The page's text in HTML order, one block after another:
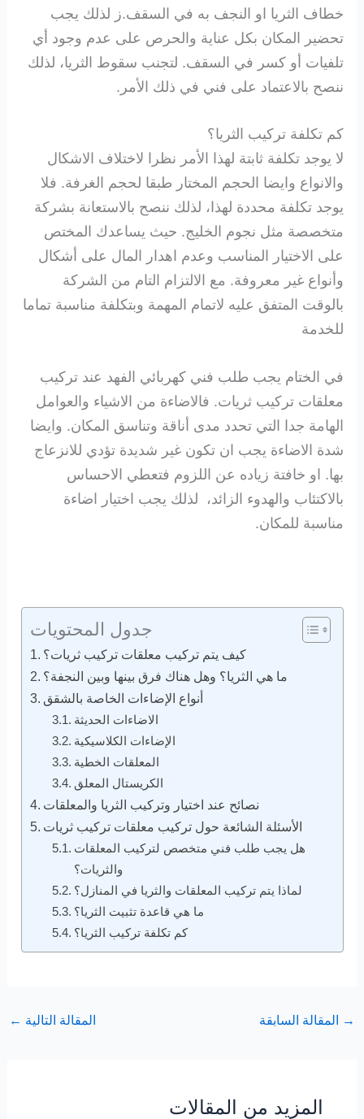
خطاف الثريا او النجف به في السقف.ز لذلك يجب
تحضير المكان بكل عناية والحرص على عدم وجود أي
تلفيات أو كسر في السقف. لتجنب سقوط الثريا، لذلك
ننصح بالاعتماد على فني في ذلك الأمر.
كم تكلفة تركيب الثريا؟
لا يوجد تكلفة ثابتة لهذا الأمر نظرا لاختلاف الاشكال
والانواع وايضا الحجم المختار طبقا لحجم الغرفة. فلا
يوجد تكلفة محددة لهذا، لذلك ننصح بالاستعانة بشركة
متخصصة مثل نجوم الخليج. حيث يساعدك المختص
على الاختيار المناسب وعدم اهدار المال على أشكال
وأنواع غير معروفة. مع الالتزام التام من الشركة
بالوقت المتفق عليه لاتمام المهمة وبتكلفة مناسبة تماما
للخدمة
في الختام يجب طلب فني كهربائي الفهد عند تركيب
معلقات تركيب ثريات. فالاضاءة من الاشياء والعوامل
الهامة جدا التي تحدد مدى أناقة وتناسق المكان. وايضا
شدة الاضاءة يجب ان تكون غير شديدة تؤدي للانزعاج
بها. او خافتة زياده عن اللزوم فتعطي الاحساس
بالاكتئاب والهدوء الزائد، لذلك يجب اختيار اضاءة
مناسبة للمكان.
جدول المحتويات
كيف يتم تركيب معلقات تركيب ثريات؟
ما هي الثريا؟ وهل هناك فرق بينها وبين النجفة؟
أنواع الإضاءات الخاصة بالشقق
الاضاءات الحديثة
الإضاءات الكلاسيكية
المعلقات الخطية
الكريستال المعلق
نصائح عند اختيار وتركيب الثريا والمعلقات
الأسئلة الشائعة حول تركيب معلقات تركيب ثريات
هل يجب طلب فني متخصص لتركيب المعلقات
والثريات؟
لماذا يتم تركيب المعلقات والثريا في المنازل؟
ما هي قاعدة تثبيت الثريا؟
كم تكلفة تركيب الثريا؟
→ المقالة السابقة المقالة التالية ←
المزيد من المقالات